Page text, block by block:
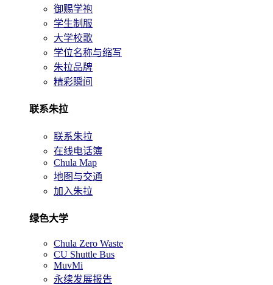
御赐学袍
学生制服
大学校歌
学位名称与缩写
朱拉品牌
精彩瞬间
联系朱拉
联系朱拉
在线电话簿
Chula Map
地图与交通
加入朱拉
绿色大学
Chula Zero Waste
CU Shuttle Bus
MuvMi
永续发展报告